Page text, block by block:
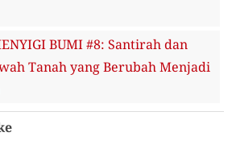
BUMI #8: Santirah dan
Tanah yang Berubah Menjadi